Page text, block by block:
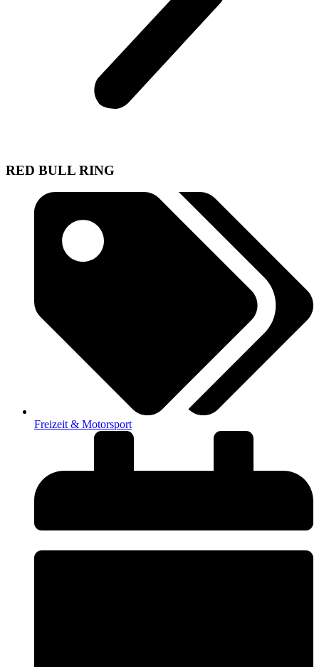
RED BULL RING
Freizeit & Motorsport